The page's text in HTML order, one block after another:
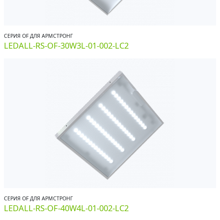
СЕРИЯ OF ДЛЯ АРМСТРОНГ
LEDALL-RS-OF-30W3L-01-002-LC2
СЕРИЯ OF ДЛЯ АРМСТРОНГ
LEDALL-RS-OF-40W4L-01-002-LC2